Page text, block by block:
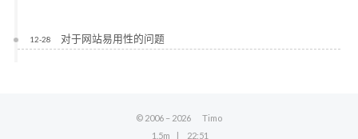
12-28 对于网站易用性的问题
© 2006 – 2026
Timo
1.5m
22:51